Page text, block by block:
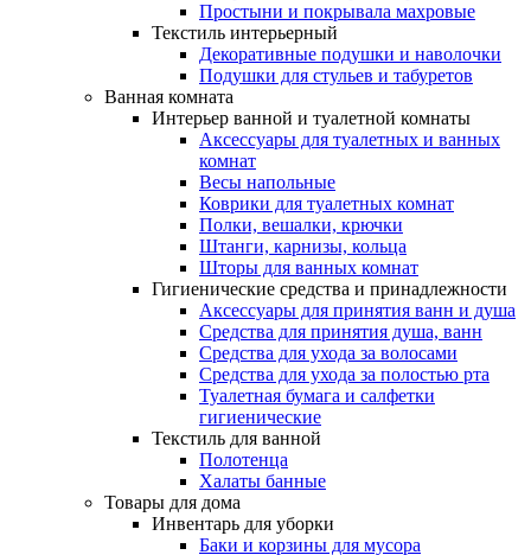
Простыни и покрывала махровые
Текстиль интерьерный
Декоративные подушки и наволочки
Подушки для стульев и табуретов
Ванная комната
Интерьер ванной и туалетной комнаты
Аксессуары для туалетных и ванных
комнат
Весы напольные
Коврики для туалетных комнат
Полки, вешалки, крючки
Штанги, карнизы, кольца
Шторы для ванных комнат
Гигиенические средства и принадлежности
Аксессуары для принятия ванн и душа
Средства для принятия душа, ванн
Средства для ухода за волосами
Средства для ухода за полостью рта
Туалетная бумага и салфетки
гигиенические
Текстиль для ванной
Полотенца
Халаты банные
Товары для дома
Инвентарь для уборки
Баки и корзины для мусора